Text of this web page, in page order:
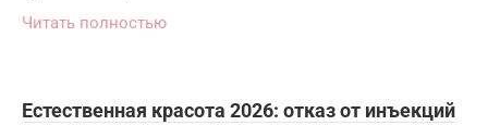
Читать полностью
Естественная красота 2026: отказ от инъекций